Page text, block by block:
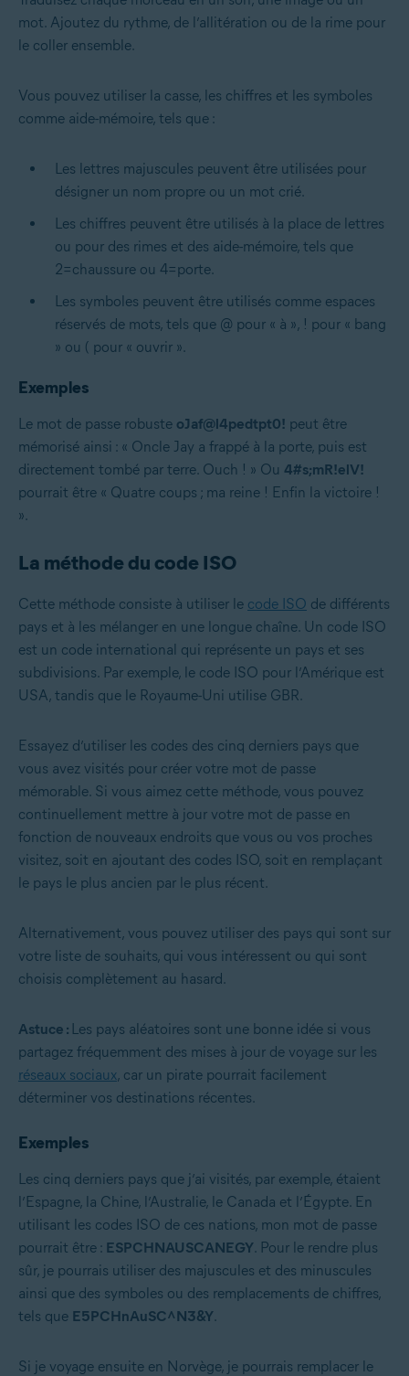
mot. Ajoutez du rythme, de l’allitération ou de la rime pour
le coller ensemble.
Vous pouvez utiliser la casse, les chiffres et les symboles
comme aide-mémoire, tels que :
Les lettres majuscules peuvent être utilisées pour
désigner un nom propre ou un mot crié.
Les chiffres peuvent être utilisés à la place de lettres
ou pour des rimes et des aide-mémoire, tels que
2=chaussure ou 4=porte.
Les symboles peuvent être utilisés comme espaces
réservés de mots, tels que @ pour « à », ! pour « bang
» ou ( pour « ouvrir ».
Exemples
Le mot de passe robuste oJaf@l4pedtpt0! peut être
mémorisé ainsi : « Oncle Jay a frappé à la porte, puis est
directement tombé par terre. Ouch ! » Ou 4#s;mR!elV!
pourrait être « Quatre coups ; ma reine ! Enfin la victoire !
».
La méthode du code ISO
Cette méthode consiste à utiliser le code ISO de différents
pays et à les mélanger en une longue chaîne. Un code ISO
est un code international qui représente un pays et ses
subdivisions. Par exemple, le code ISO pour l’Amérique est
USA, tandis que le Royaume-Uni utilise GBR.
Essayez d’utiliser les codes des cinq derniers pays que
vous avez visités pour créer votre mot de passe
mémorable. Si vous aimez cette méthode, vous pouvez
continuellement mettre à jour votre mot de passe en
fonction de nouveaux endroits que vous ou vos proches
visitez, soit en ajoutant des codes ISO, soit en remplaçant
le pays le plus ancien par le plus récent.
Alternativement, vous pouvez utiliser des pays qui sont sur
votre liste de souhaits, qui vous intéressent ou qui sont
choisis complètement au hasard.
Astuce : Les pays aléatoires sont une bonne idée si vous
partagez fréquemment des mises à jour de voyage sur les
réseaux sociaux, car un pirate pourrait facilement
déterminer vos destinations récentes.
Exemples
Les cinq derniers pays que j’ai visités, par exemple, étaient
l’Espagne, la Chine, l’Australie, le Canada et l’Égypte. En
utilisant les codes ISO de ces nations, mon mot de passe
pourrait être : ESPCHNAUSCANEGY. Pour le rendre plus
sûr, je pourrais utiliser des majuscules et des minuscules
ainsi que des symboles ou des remplacements de chiffres,
tels que E5PCHnAuSC^N3&Y.
Si je voyage ensuite en Norvège, je pourrais remplacer le